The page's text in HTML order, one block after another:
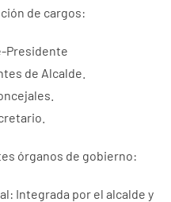
de cargos:
Presidente
de Alcalde.
órganos de gobierno:
Integrada por el alcalde y